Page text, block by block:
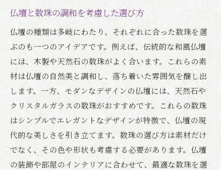
仏壇と数珠の調和を考慮した選び方
仏壇の種類は多岐にわたり、それぞれに合った数珠を選
ぶのも一つのアイデアです。例えば、伝統的な和風仏壇
には、木製や天然石の数珠がよく合います。これらの素
材は仏壇の自然美と調和し、落ち着いた雰囲気を醸し出
します。一方、モダンなデザインの仏壇には、天然石や
クリスタルガラスの数珠がおすすめです。これらの数珠
はシンプルでエレガントなデザインが特徴で、仏壇の現
代的な美しさを引き立てます。数珠の選び方は素材だけ
でなく、その色や形状も考慮する必要があります。仏壇
の装飾や部屋のインテリアに合わせて、最適な数珠を選